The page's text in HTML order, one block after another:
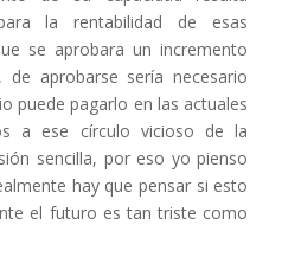
la rentabilidad de esas
se aprobara un incremento
de aprobarse sería necesario
puede pagarlo en las actuales
a ese círculo vicioso de la
sencilla, por eso yo pienso
hay que pensar si esto
el futuro es tan triste como